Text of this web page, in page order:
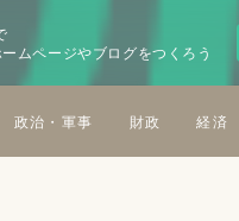
ムページやブログをつくろう
政治・軍事 財政 経済